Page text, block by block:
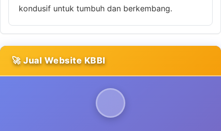
kondusif untuk tumbuh dan berkembang.
🚀 Jual Website KBBI